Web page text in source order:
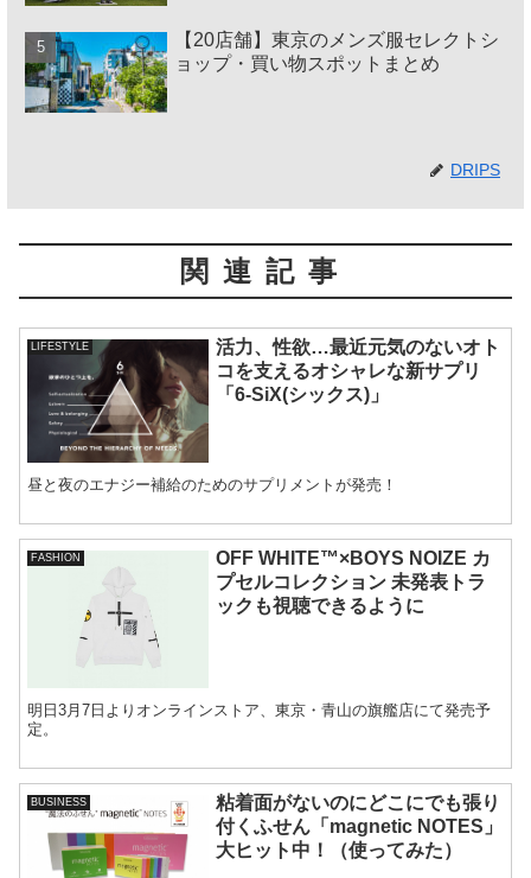
【20店舗】東京のメンズ服セレクトシ
ョップ・買い物スポットまとめ
DRIPS
関連記事
LIFESTYLE
活力、性欲…最近元気のないオト
コを支えるオシャレな新サプリ
「6-SiX(シックス)」
昼と夜のエナジー補給のためのサプリメントが発売！
FASHION
OFF WHITE™×BOYS NOIZE カ
プセルコレクション 未発表トラ
ックも視聴できるように
明日3月7日よりオンラインストア、東京・青山の旗艦店にて発売予
定。
BUSINESS
粘着面がないのにどこにでも張り
付くふせん「magnetic NOTES」
大ヒット中！（使ってみた）